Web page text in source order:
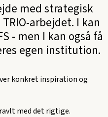
med strategisk
arbejdet. I kan
- men I kan også få
egen institution.
konkret inspiration og
med det rigtige.